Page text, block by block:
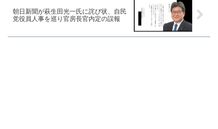
朝日新聞が萩生田光一氏に詫び状、自民
党役員人事を巡り官房長官内定の誤報